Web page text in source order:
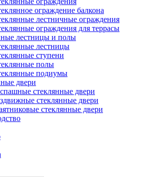
ограждение балкона
лестничные ограждения
ограждения для террасы
лестницы и полы
лестницы
ступени
полы
подиумы
двери
стеклянные двери
стеклянные двери
стеклянные двери